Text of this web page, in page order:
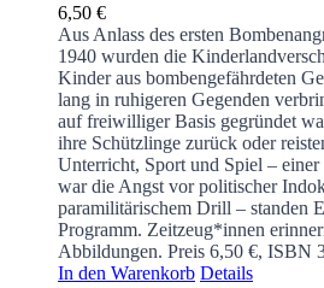
6,50 €
Aus Anlass des ersten
1940 wurden die
Kinder aus bombengefährdeten
lang in ruhigeren Gegenden
auf freiwilliger Basis gegründet
ihre Schützlinge zurück oder
Unterricht, Sport und Spiel –
war die Angst vor politischer
paramilitärischem Drill – standen
Programm. Zeitzeug*innen
Abbildungen. Preis 6,50 €, ISBN
In den Warenkorb Details